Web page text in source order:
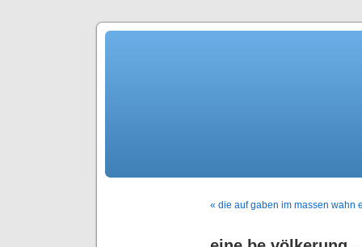
« die auf gaben im massen wahn